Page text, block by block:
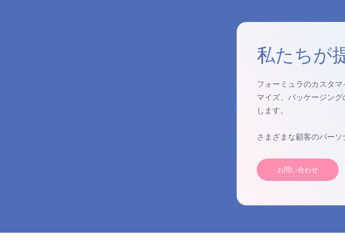
私たちが
フォーミュラのカスタ
マイズ、パッケージン
します。
さまざまな顧客のパーソ
お問い合わせ